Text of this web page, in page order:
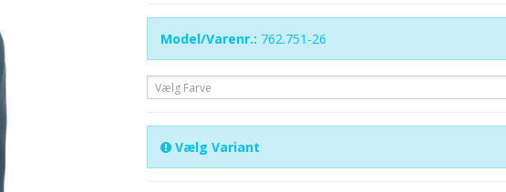
Model/Varenr.: 762.751-26
Vælg Farve
Vælg Variant